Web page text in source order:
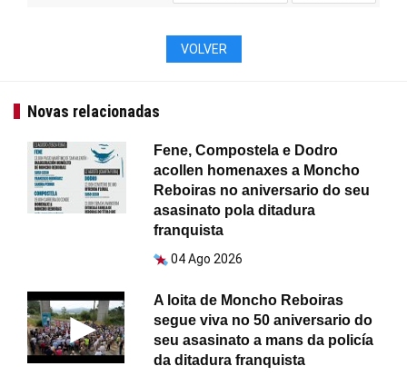
VOLVER
Novas relacionadas
Fene, Compostela e Dodro
acollen homenaxes a Moncho
Reboiras no aniversario do seu
asasinato pola ditadura
franquista
04 Ago 2026
A loita de Moncho Reboiras
segue viva no 50 aniversario do
seu asasinato a mans da policía
da ditadura franquista